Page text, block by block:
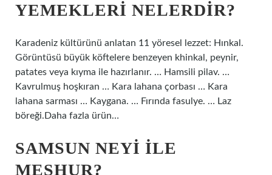
YEMEKLERI NELERDIR?
Karadeniz kültürünü anlatan 11 yöresel lezzet: Hınkal.
Görüntüsü büyük köftelere benzeyen khinkal, peynir,
patates veya kıyma ile hazırlanır. … Hamsili pilav. …
Kavrulmuş hoşkıran … Kara lahana çorbası … Kara
lahana sarması … Kaygana. … Fırında fasulye. … Laz
böreği.Daha fazla ürün…
SAMSUN NEYI ILE
MEŞHUR?